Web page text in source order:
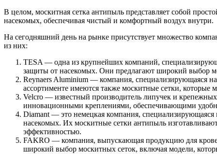
В целом, москитная сетка антипыль представляет собой
насекомых, обеспечивая чистый и комфортный воздух внутри.
На сегодняшний день на рынке присутствует множество
из них:
TESA — одна из крупнейших компаний,
защиты от насекомых. Они предлагают широкий выбор
Reynaers Aluminium — компания, специализирующаяся
ассортименте имеются также москитные сетки, которые
Velcro — известный производитель липучек и
инновационными креплениями, обеспечивающими
Diamant — это немецкая компания, специализирующаяся
насекомых. Их москитные сетки антипыль
эффективностью.
FAKRO — компания, выпускающая продукцию для
широкий выбор москитных сеток, включая модели,